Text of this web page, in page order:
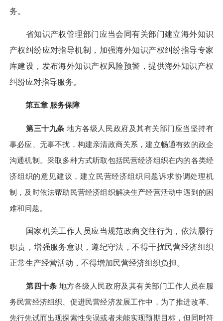
务。
省知识产权管理部门应当会同有关部门建立海外知识
产权纠纷应对指导机制，加强海外知识产权纠纷指导专家
库建设，发布海外知识产权风险预警，提供海外知识产权
纠纷应对指导服务。
第五章 服务保障
第三十九条 地方各级人民政府及其有关部门应当坚持有
事必应、无事不扰，构建亲清政商关系，建立畅通有效的政企
沟通机制。采取多种方式听取包括民营经济组织在内的各类经
济组织的意见建议，建立民营经济组织问题诉求协调处理机
制，及时依法帮助民营经济组织解决生产经营活动中遇到的困
难和问题。
国家机关工作人员应当规范政商交往行为，依法履行
职责，增强服务意识，遵纪守法，不得干扰民营经济组织
正常生产经营活动，不得增加民营经济组织负担。
第四十条 地方各级人民政府及其有关部门工作人员在服
务民营经济组织、促进民营经济发展工作中，为了推进改革、
先行先试而出现探索性失误或者未能实现预期目标，但同时符